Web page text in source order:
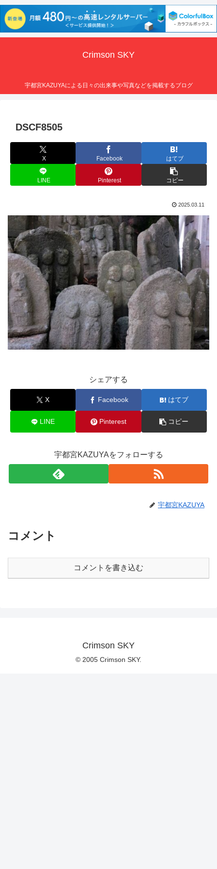
Crimson SKY
宇都宮KAZUYAによる日々の出来事や写真などを掲載するブログ
DSCF8505
X Facebook はてブ
LINE Pinterest コピー
2025.03.11
シェアする
X Facebook はてブ
LINE Pinterest コピー
宇都宮KAZUYAをフォローする
宇都宮KAZUYA
コメント
コメントを書き込む
Crimson SKY
© 2005 Crimson SKY.